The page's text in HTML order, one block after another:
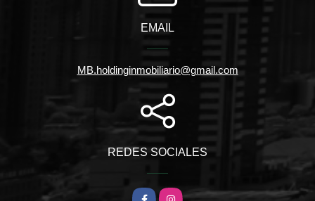
EMAIL
MB.holdinginmobiliario@gmail.com
REDES SOCIALES
FacebookInstagram